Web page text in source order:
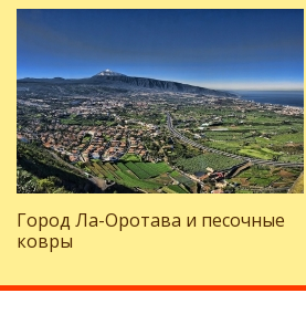
Город Ла-Оротава и песочные
ковры